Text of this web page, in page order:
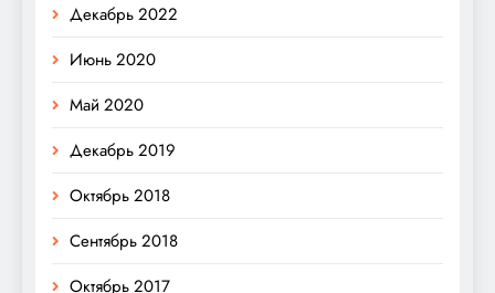
Декабрь 2022
Июнь 2020
Май 2020
Декабрь 2019
Октябрь 2018
Сентябрь 2018
Октябрь 2017